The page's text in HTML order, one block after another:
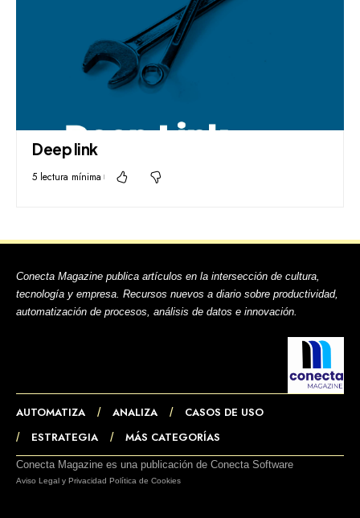
Deep link
5 lectura mínima
Conecta Magazine publica artículos en la intersección de cultura,
tecnología y empresa. Recursos nuevos a diario sobre productividad,
automatización de procesos, análisis de datos e innovación.
AUTOMATIZA ANALIZA
CASOS DE USO
ESTRATEGIA
MÁS CATEGORÍAS
Conecta Magazine es una publicación de Conecta Software
Aviso Legal y Privacidad Política de Cookies